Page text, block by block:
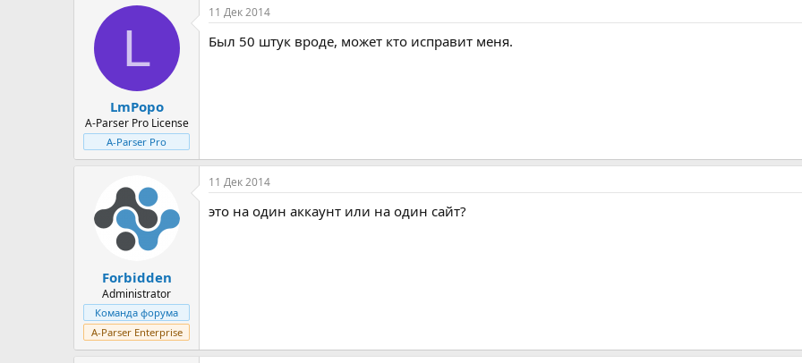
L
LmPopo
A-Parser Pro License
A-Parser Pro
11 Дек 2014
Был 50 штук вроде, может кто исправит меня.
Forbidden
Administrator
Команда форума
A-Parser Enterprise
11 Дек 2014
это на один аккаунт или на один сайт?